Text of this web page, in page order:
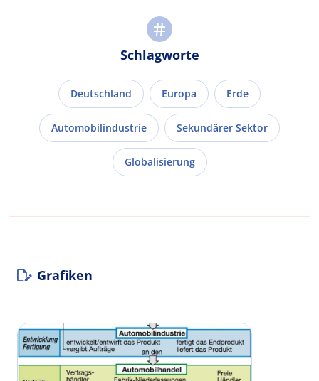
Schlagworte
Deutschland Europa Erde
Automobilindustrie Sekundärer Sektor
Globalisierung
Grafiken